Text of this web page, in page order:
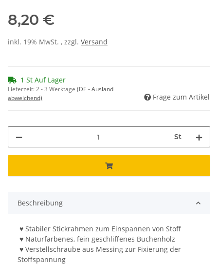
8,20 €
inkl. 19% MwSt. , zzgl. Versand
1 St Auf Lager
Lieferzeit:2 - 3 Werktage (DE - Ausland
abweichend)
Frage zum Artikel
St
Beschreibung
♥ Stabiler Stickrahmen zum Einspannen von Stoff
♥ Naturfarbenes, fein geschliffenes Buchenholz
♥ Verstellschraube aus Messing zur Fixierung der
Stoffspannung